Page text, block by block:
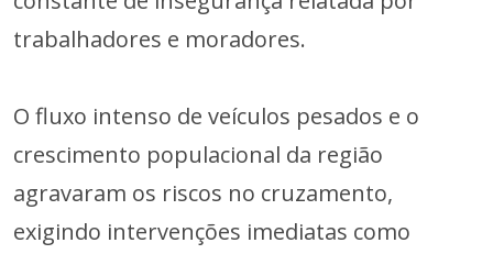
trabalhadores e moradores.
O fluxo intenso de veículos pesados e o
crescimento populacional da região
agravaram os riscos no cruzamento,
exigindo intervenções imediatas como